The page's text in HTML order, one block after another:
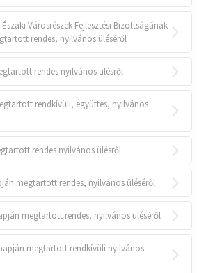
Városrészek Fejlesztési Bizottságának
rendes, nyilvános üléséről
rendes nyilvános ülésről
rendkívüli, együttes, nyilvános
rendes nyilvános ülésről
megtartott rendes, nyilvános üléséről
megtartott rendes, nyilvános üléséről
megtartott rendkívüli nyilvános